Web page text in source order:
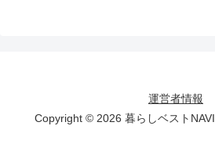
運営者情報
Copyright © 2026 暮らしベスト